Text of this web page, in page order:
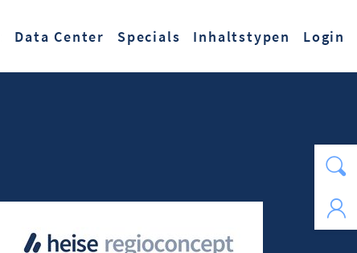
Data Center Specials Inhaltstypen Login